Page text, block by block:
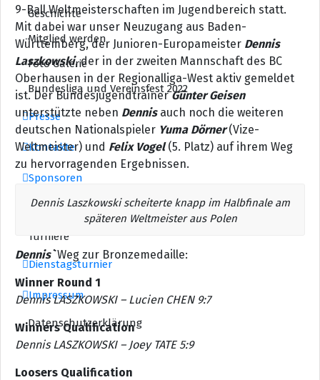
Geschichte
Mitglied werden
Foto Galerie
Bundesliga und Vereinsfest 2022
Presse
Kontakte
Sponsoren
Veranstaltungen
Turniere
Dienstagsturnier
Impressum
Datenschutzerklärung
9-Ball Weltmeisterschaften im Jugendbereich statt.
Mit dabei war unser Neuzugang aus Baden-
Württemberg, der Junioren-Europameister Dennis
Laszkowski, der in der zweiten Mannschaft des BC
Oberhausen in der Regionalliga-West aktiv gemeldet
ist. Der BundesjugendtrainerGünter Geisen
unterstützte neben Dennisauch noch die weiteren
deutschen Nationalspieler Yuma Dörner(Vize-
Weltmeister) und Felix Vogel(5. Platz) auf ihrem Weg
zu hervorragenden Ergebnissen.
Dennis Laszkowski scheiterte knapp im Halbfinale am
späteren Weltmeister aus Polen
Dennis`Weg zur Bronzemedaille:
Winner Round 1
Dennis LASZKOWSKI – Lucien CHEN 9:7
Winners Qualification
Dennis LASZKOWSKI – Joey TATE 5:9
Loosers Qualification